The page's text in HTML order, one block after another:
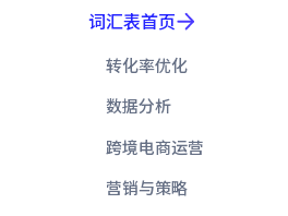
词汇表首页
转化率优化
数据分析
跨境电商运营
营销与策略